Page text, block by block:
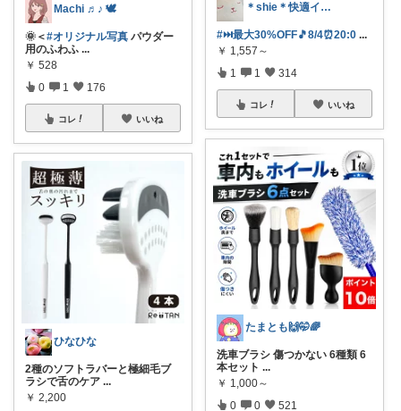
Machi ♬♪ 🕊
🌞＜#オリジナル写真 パウダー
用のふわふ ...
￥ 528
0 1 176
コレ いいね
ひなひな
2種のソフトラバーと極細毛ブ
ラシで舌のケア ...
￥ 2,200
＊shie＊快適インテリア＆雑貨グッズ
#⏭️最大30%OFF🎵8/4⏰️20:0 ...
￥ 1,557～
1 1 314
コレ いいね
たまとも🙌🤭🌈
洗車ブラシ 傷つかない 6種類 6
本セット ...
￥ 1,000～
0 0 521